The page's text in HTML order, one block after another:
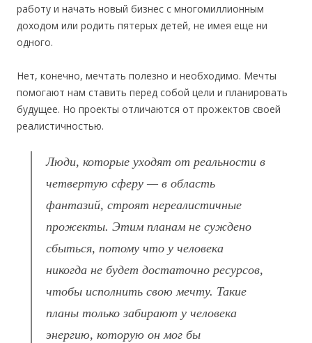
работу и начать новый бизнес с многомиллионным
доходом или родить пятерых детей, не имея еще ни
одного.
Нет, конечно, мечтать полезно и необходимо. Мечты
помогают нам ставить перед собой цели и планировать
будущее. Но проекты отличаются от прожектов своей
реалистичностью.
Люди, которые уходят от реальности в
четвертую сферу — в область
фантазий, строят нереалистичные
прожекты. Этим планам не суждено
сбыться, потому что у человека
никогда не будет достаточно ресурсов,
чтобы исполнить свою мечту. Такие
планы только забирают у человека
энергию, которую он мог бы